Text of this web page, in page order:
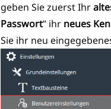
geben Sie zuerst Ihr
Passwort” ihr neues
Sie ihr neu